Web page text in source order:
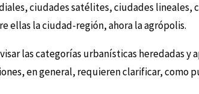
ciudades satélites, ciudades lineales,
ellas la ciudad-región, ahora la agrópolis.
las categorías urbanísticas heredadas y
en general, requieren clarificar, como